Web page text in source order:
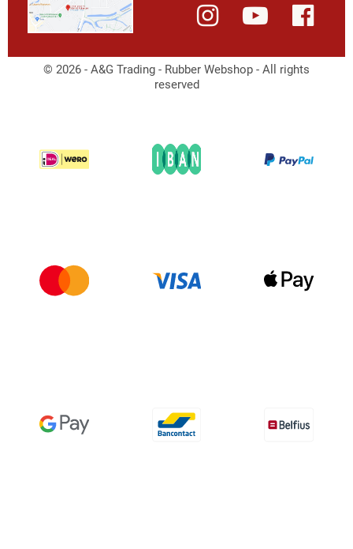
© 2026 - A&G Trading - Rubber Webshop - All rights
reserved